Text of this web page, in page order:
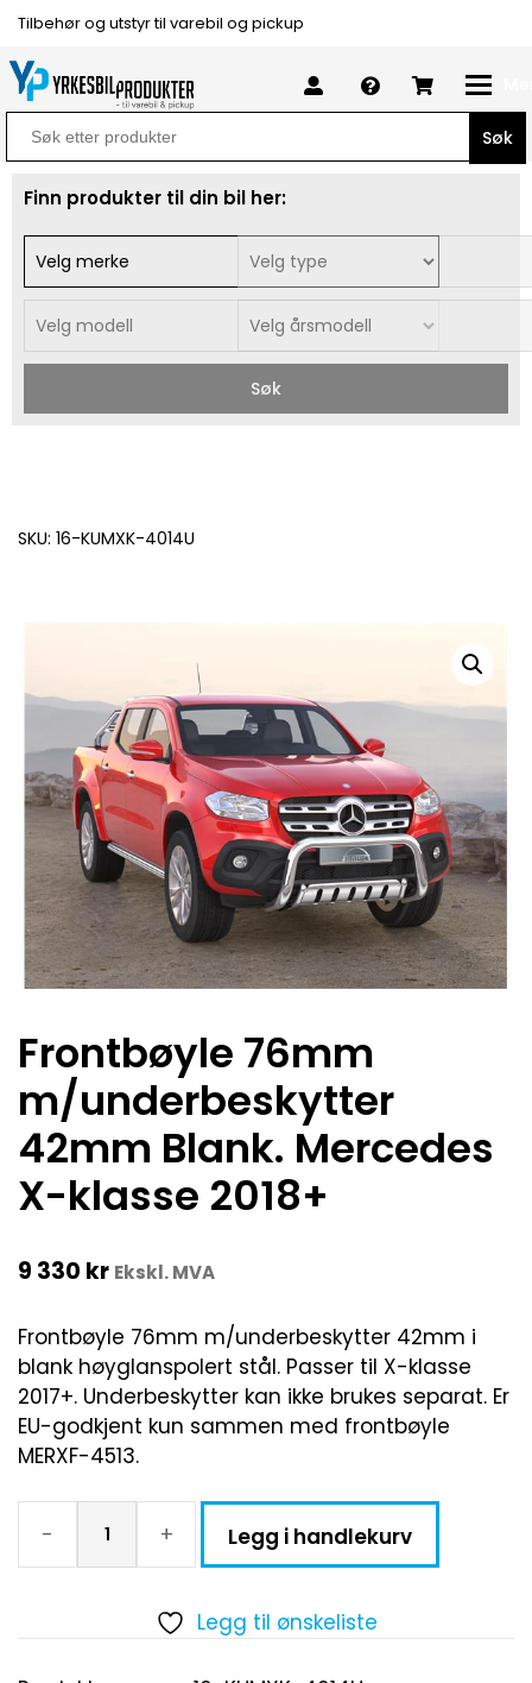
Tilbehør og utstyr til varebil og pickup
Search
for:
Finn produkter til din bil her:
Søk
SKU: 16-KUMXK-4014U
Frontbøyle 76mm
m/underbeskytter
42mm Blank. Mercedes
X-klasse 2018+
9 330 kr Ekskl. MVA
Frontbøyle 76mm m/underbeskytter 42mm i
blank høyglanspolert stål. Passer til X-klasse
2017+. Underbeskytter kan ikke brukes separat. Er
EU-godkjent kun sammen med frontbøyle
MERXF-4513.
- + Legg i handlekurv
Legg til ønskeliste